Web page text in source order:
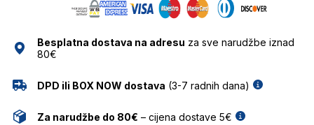
Besplatna dostava na adresu za sve narudžbe iznad
80€
DPD ili BOX NOW dostava (3-7 radnih dana)
Za narudžbe do 80€ – cijena dostave 5€